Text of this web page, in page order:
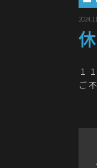
１
ご